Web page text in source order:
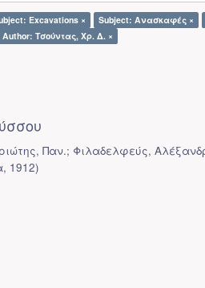
Excavations × Subject: Ανασκαφές ×
Author: Τσούντας, Χρ. Δ. ×
Παν.; Φιλαδελφεύς,
, 1912)